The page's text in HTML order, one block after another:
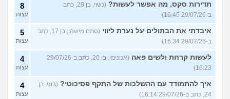
תדירות סקס, מה אפשר לעשות?
(נשוי, בן 28, כתב
ב-29/07/26 16:45)
8
עצות
איבדתי את הבתולים על נערת ליווי
(סתם מישהו, בן 17, כתב
ב-29/07/26 16:34)
5
עצות
לעשות קרחת ולשים פאה
(אנונימי, בן 20, כתב ב-29/07/26
16:23)
4
עצות
איך להתמודד עם ההשלכות של התקף פסיכוטי? (ג'וני, בן
24, כתב ב-29/07/26 16:14)
4
עצות